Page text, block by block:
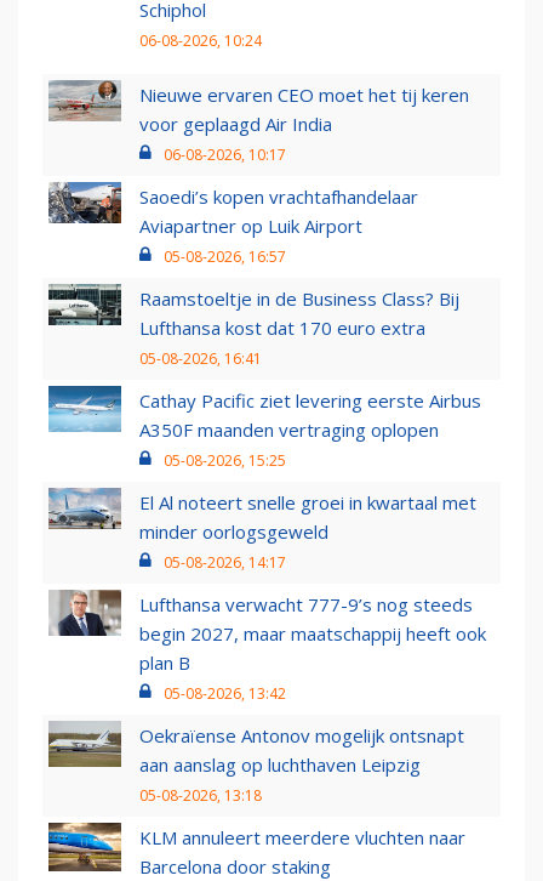
Schiphol
06-08-2026, 10:24
Nieuwe ervaren CEO moet het tij keren
voor geplaagd Air India
06-08-2026, 10:17
Saoedi’s kopen vrachtafhandelaar
Aviapartner op Luik Airport
05-08-2026, 16:57
Raamstoeltje in de Business Class? Bij
Lufthansa kost dat 170 euro extra
05-08-2026, 16:41
Cathay Pacific ziet levering eerste Airbus
A350F maanden vertraging oplopen
05-08-2026, 15:25
El Al noteert snelle groei in kwartaal met
minder oorlogsgeweld
05-08-2026, 14:17
Lufthansa verwacht 777-9’s nog steeds
begin 2027, maar maatschappij heeft ook
plan B
05-08-2026, 13:42
Oekraïense Antonov mogelijk ontsnapt
aan aanslag op luchthaven Leipzig
05-08-2026, 13:18
KLM annuleert meerdere vluchten naar
Barcelona door staking